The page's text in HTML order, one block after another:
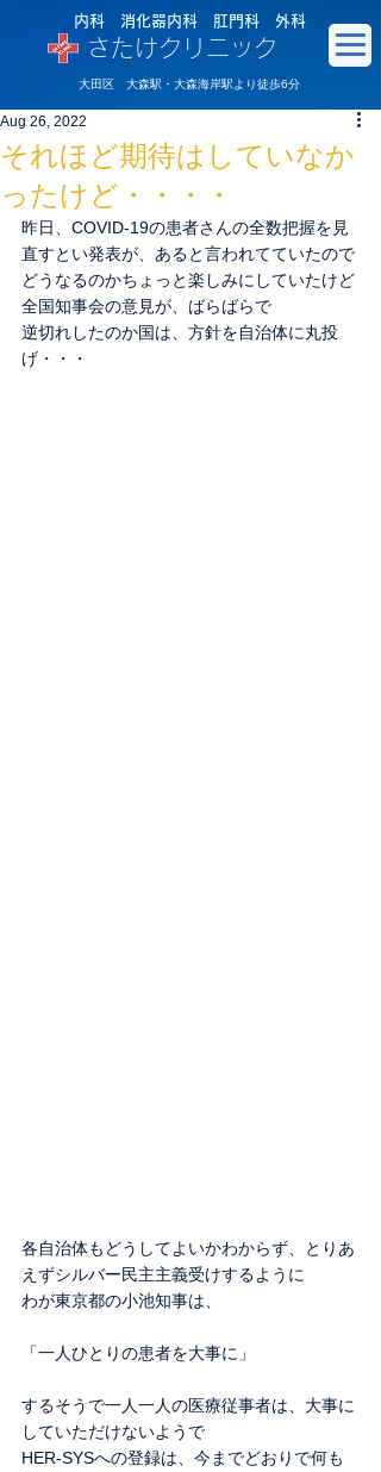
内科 消化器内科 肛門科 外科
さたけクリニック
大田区 大森駅・大森海岸駅より徒歩6分
それほど期待はしていなか
ったけど・・・・
Aug 26, 2022
昨日、COVID-19の患者さんの全数把握を見
直すとい発表が、あると言われてていたので
どうなるのかちょっと楽しみにしていたけど
全国知事会の意見が、ばらばらで
逆切れしたのか国は、方針を自治体に丸投
げ・・・
各自治体もどうしてよいかわからず、とりあ
えずシルバー民主主義受けするように
わが東京都の小池知事は、
「一人ひとりの患者を大事に」
するそうで一人一人の医療従事者は、大事に
していただけないようで
HER-SYSへの登録は、今までどおりで何も